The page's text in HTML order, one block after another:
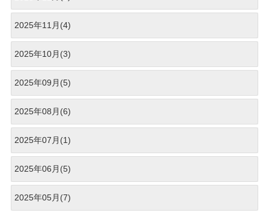
2025年11月(4)
2025年10月(3)
2025年09月(5)
2025年08月(6)
2025年07月(1)
2025年06月(5)
2025年05月(7)